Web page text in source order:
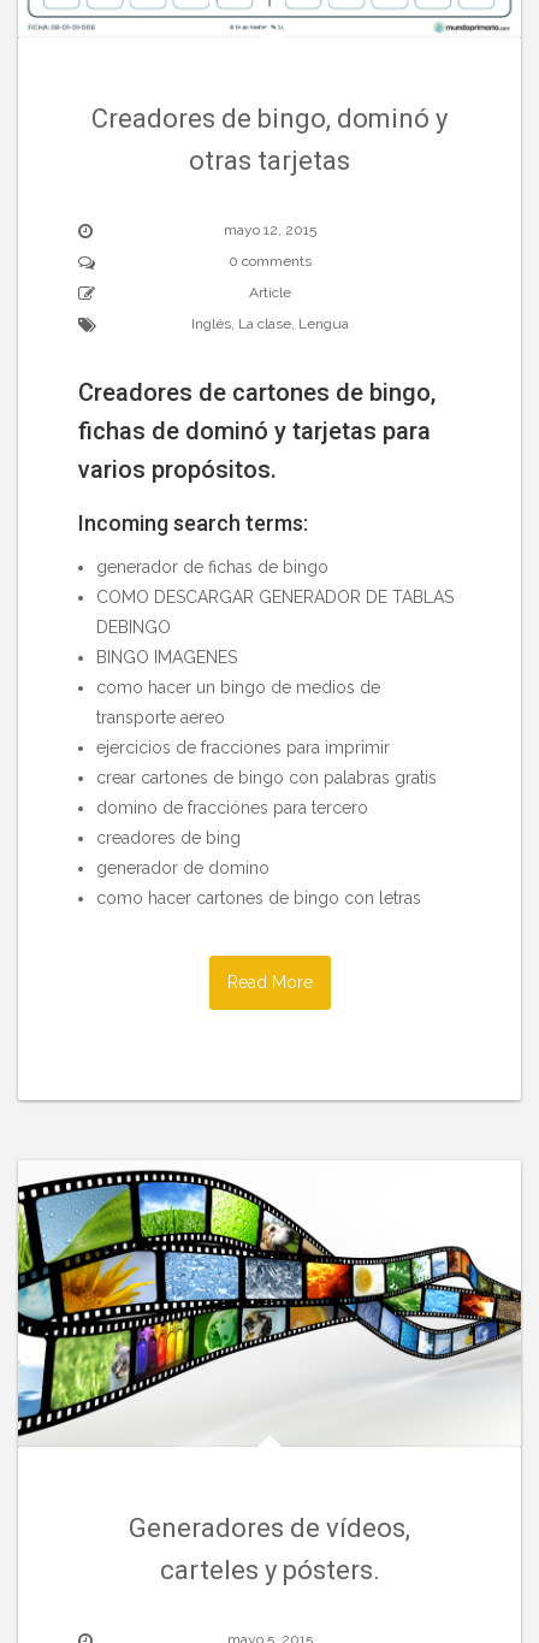
Creadores de bingo, dominó y
otras tarjetas
mayo 12, 2015
0 comments
Article
Inglés, La clase, Lengua
Creadores de cartones de bingo,
fichas de dominó y tarjetas para
varios propósitos.
Incoming search terms:
generador de fichas de bingo
COMO DESCARGAR GENERADOR DE TABLAS
DEBINGO
BINGO IMAGENES
como hacer un bingo de medios de
transporte aereo
ejercicios de fracciones para imprimir
crear cartones de bingo con palabras gratis
domino de fracciónes para tercero
creadores de bing
generador de domino
como hacer cartones de bingo con letras
Read More
Generadores de vídeos,
carteles y pósters.